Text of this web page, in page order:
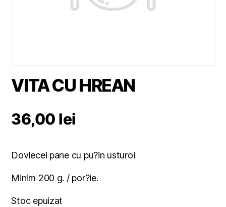
VITA CU HREAN
36,00 lei
Dovlecei pane cu pu?in usturoi
Minim 200 g. / por?ie.
Stoc epuizat